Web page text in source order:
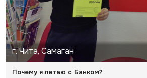
г. Чита, Самаган
Почему я летаю с Банком?